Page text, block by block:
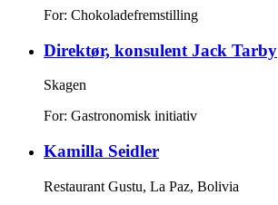
For: Chokoladefremstilling
Direktør, konsulent Jack Tarby
Skagen
For: Gastronomisk initiativ
Kamilla Seidler
Restaurant Gustu, La Paz, Bolivia